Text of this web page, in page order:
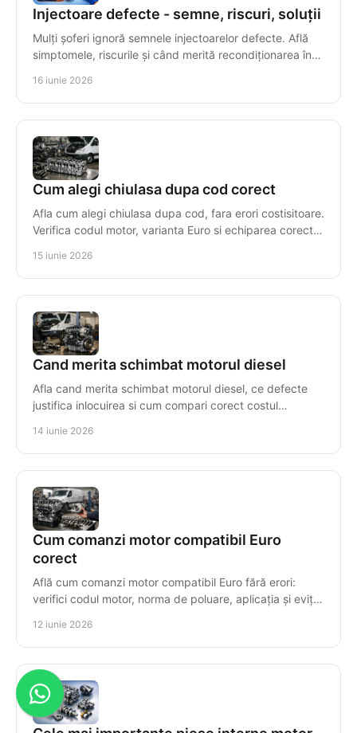
Injectoare defecte - semne, riscuri, soluții
Mulți șoferi ignoră semnele injectoarelor defecte. Află
simptomele, riscurile și când merită recondiționarea în
16 iunie 2026
Cum alegi chiulasa dupa cod corect
Afla cum alegi chiulasa dupa cod, fara erori costisitoare.
Verifica codul motor, varianta Euro si echiparea corecta
15 iunie 2026
Cand merita schimbat motorul diesel
Afla cand merita schimbat motorul diesel, ce defecte
justifica inlocuirea si cum compari corect costul
14 iunie 2026
Cum comanzi motor compatibil Euro
corect
Află cum comanzi motor compatibil Euro fără erori:
verifici codul motor, norma de poluare, aplicația și eviți
12 iunie 2026